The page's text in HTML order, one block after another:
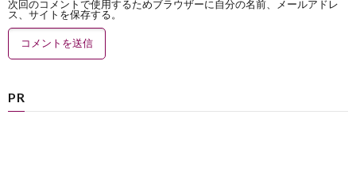
次回のコメントで使用するためブラウザーに自分の名前、メールアドレ
ス、サイトを保存する。
PR